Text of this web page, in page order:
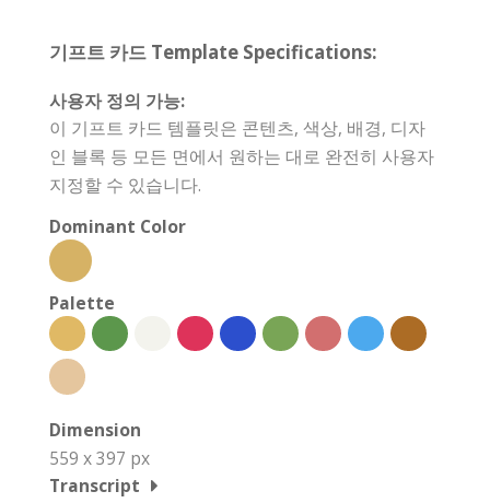
기프트 카드 Template Specifications:
사용자 정의 가능:
이 기프트 카드 템플릿은 콘텐츠, 색상, 배경, 디자
인 블록 등 모든 면에서 원하는 대로 완전히 사용자
지정할 수 있습니다.
Dominant Color
Palette
Dimension
559 x 397 px
Transcript